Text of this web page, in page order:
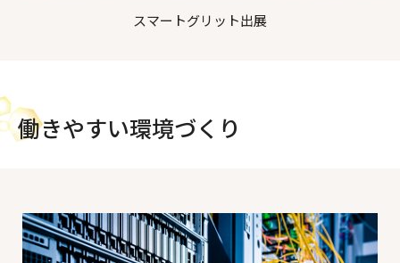
スマートグリット出展
働きやすい環境づくり